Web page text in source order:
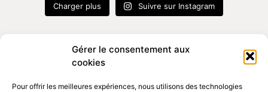
Gérer le consentement aux
cookies
Pour offrir les meilleures expériences, nous utilisons des technologies
Charger plus Suivre sur Instagram